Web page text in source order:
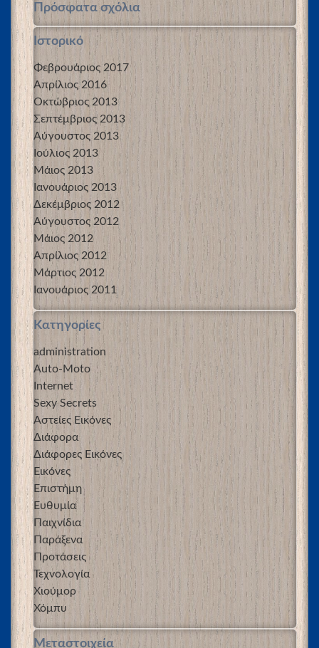
Πρόσφατα σχόλια
Ιστορικό
Φεβρουάριος 2017
Απρίλιος 2016
Οκτώβριος 2013
Σεπτέμβριος 2013
Αύγουστος 2013
Ιούλιος 2013
Μάιος 2013
Ιανουάριος 2013
Δεκέμβριος 2012
Αύγουστος 2012
Μάιος 2012
Απρίλιος 2012
Μάρτιος 2012
Ιανουάριος 2011
Kατηγορίες
administration
Auto-Moto
Internet
Sexy Secrets
Αστείες Εικόνες
Διάφορα
Διάφορες Εικόνες
Εικόνες
Επιστήμη
Ευθυμία
Παιχνίδια
Παράξενα
Προτάσεις
Τεχνολογία
Χιούμορ
Χόμπυ
Μεταστοιχεία